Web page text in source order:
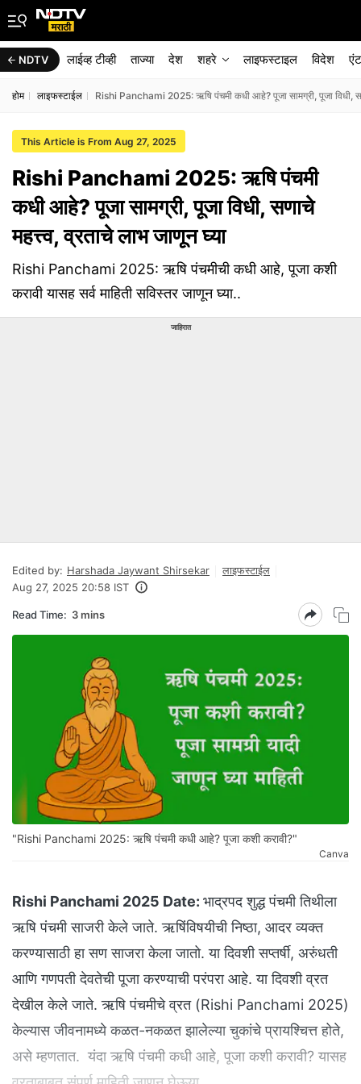
NDTV लाईव्ह टीव्ही ताज्या देश शहरे लाइफस्टाइल विदेश
होम लाइफस्टाईल Rishi Panchami 2025: ऋषि पंचमी कधी आहे? पूजा सामग्री, पूजा विधी,
This Article is From Aug 27, 2025
Rishi Panchami 2025: ऋषि पंचमी
कधी आहे? पूजा सामग्री, पूजा विधी, सणाचे
महत्त्व, व्रताचे लाभ जाणून घ्या
Rishi Panchami 2025: ऋषि पंचमीची कधी आहे, पूजा कशी
करावी यासह सर्व माहिती सविस्तर जाणून घ्या..
जाहिरात
Edited by: Harshada Jaywant Shirsekar
लाइफस्टाईल
Aug 27, 2025 20:58 IST
Read Time: 3 mins
"Rishi Panchami 2025: ऋषि पंचमी कधी आहे? पूजा कशी करावी?"
Canva
Rishi Panchami 2025 Date: भाद्रपद शुद्ध पंचमी तिथीला
ऋषि पंचमी साजरी केले जाते. ऋषिंविषयीची निष्ठा, आदर व्यक्त
करण्यासाठी हा सण साजरा केला जातो. या दिवशी सप्तर्षी, अरुंधती
आणि गणपती देवतेची पूजा करण्याची परंपरा आहे. या दिवशी व्रत
देखील केले जाते. ऋषि पंचमीचे व्रत (Rishi Panchami 2025)
केल्यास जीवनामध्ये कळत-नकळत झालेल्या चुकांचे प्रायश्चित्त होते,
असे म्हणतात. यंदा ऋषि पंचमी कधी आहे, पूजा कशी करावी? यासह